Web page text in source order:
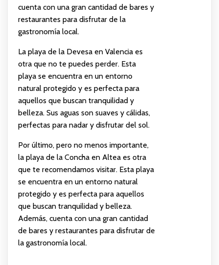
cuenta con una gran cantidad de bares y
restaurantes para disfrutar de la
gastronomía local.
La playa de la Devesa en Valencia es
otra que no te puedes perder. Esta
playa se encuentra en un entorno
natural protegido y es perfecta para
aquellos que buscan tranquilidad y
belleza. Sus aguas son suaves y cálidas,
perfectas para nadar y disfrutar del sol.
Por último, pero no menos importante,
la playa de la Concha en Altea es otra
que te recomendamos visitar. Esta playa
se encuentra en un entorno natural
protegido y es perfecta para aquellos
que buscan tranquilidad y belleza.
Además, cuenta con una gran cantidad
de bares y restaurantes para disfrutar de
la gastronomía local.